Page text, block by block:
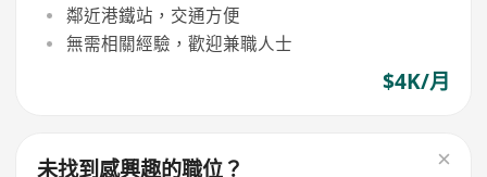
鄰近港鐵站，交通方便
無需相關經驗，歡迎兼職人士
$4K/月
未找到感興趣的職位？